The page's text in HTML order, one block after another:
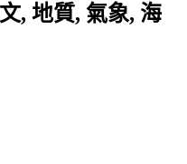
, 地質, 氣象, 海